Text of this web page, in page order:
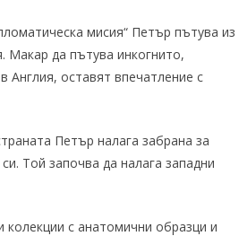
мисия“ Петър пътува из
Макар да пътува инкогнито,
оставят впечатление с
Петър налага забрана за
Той започва да налага западни
с анатомични образци и